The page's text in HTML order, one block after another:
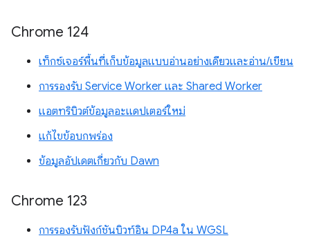
Chrome 124
เท็กซ์เจอร์พื้นที่เก็บข้อมูลแบบอ่านอย่างเดียวและอ่าน/เขียน
การรองรับ Service Worker และ Shared Worker
แอตทริบิวต์ข้อมูลอะแดปเตอร์ใหม่
แก้ไขข้อบกพร่อง
ข้อมูลอัปเดตเกี่ยวกับ Dawn
Chrome 123
การรองรับฟังก์ชันบิวท์อิน DP4a ใน WGSL